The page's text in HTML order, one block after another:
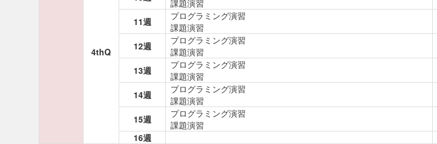
4thQ
課題演習
11週
プログラミング演習
課題演習
12週
プログラミング演習
課題演習
13週
プログラミング演習
課題演習
14週
プログラミング演習
課題演習
15週
プログラミング演習
課題演習
16週